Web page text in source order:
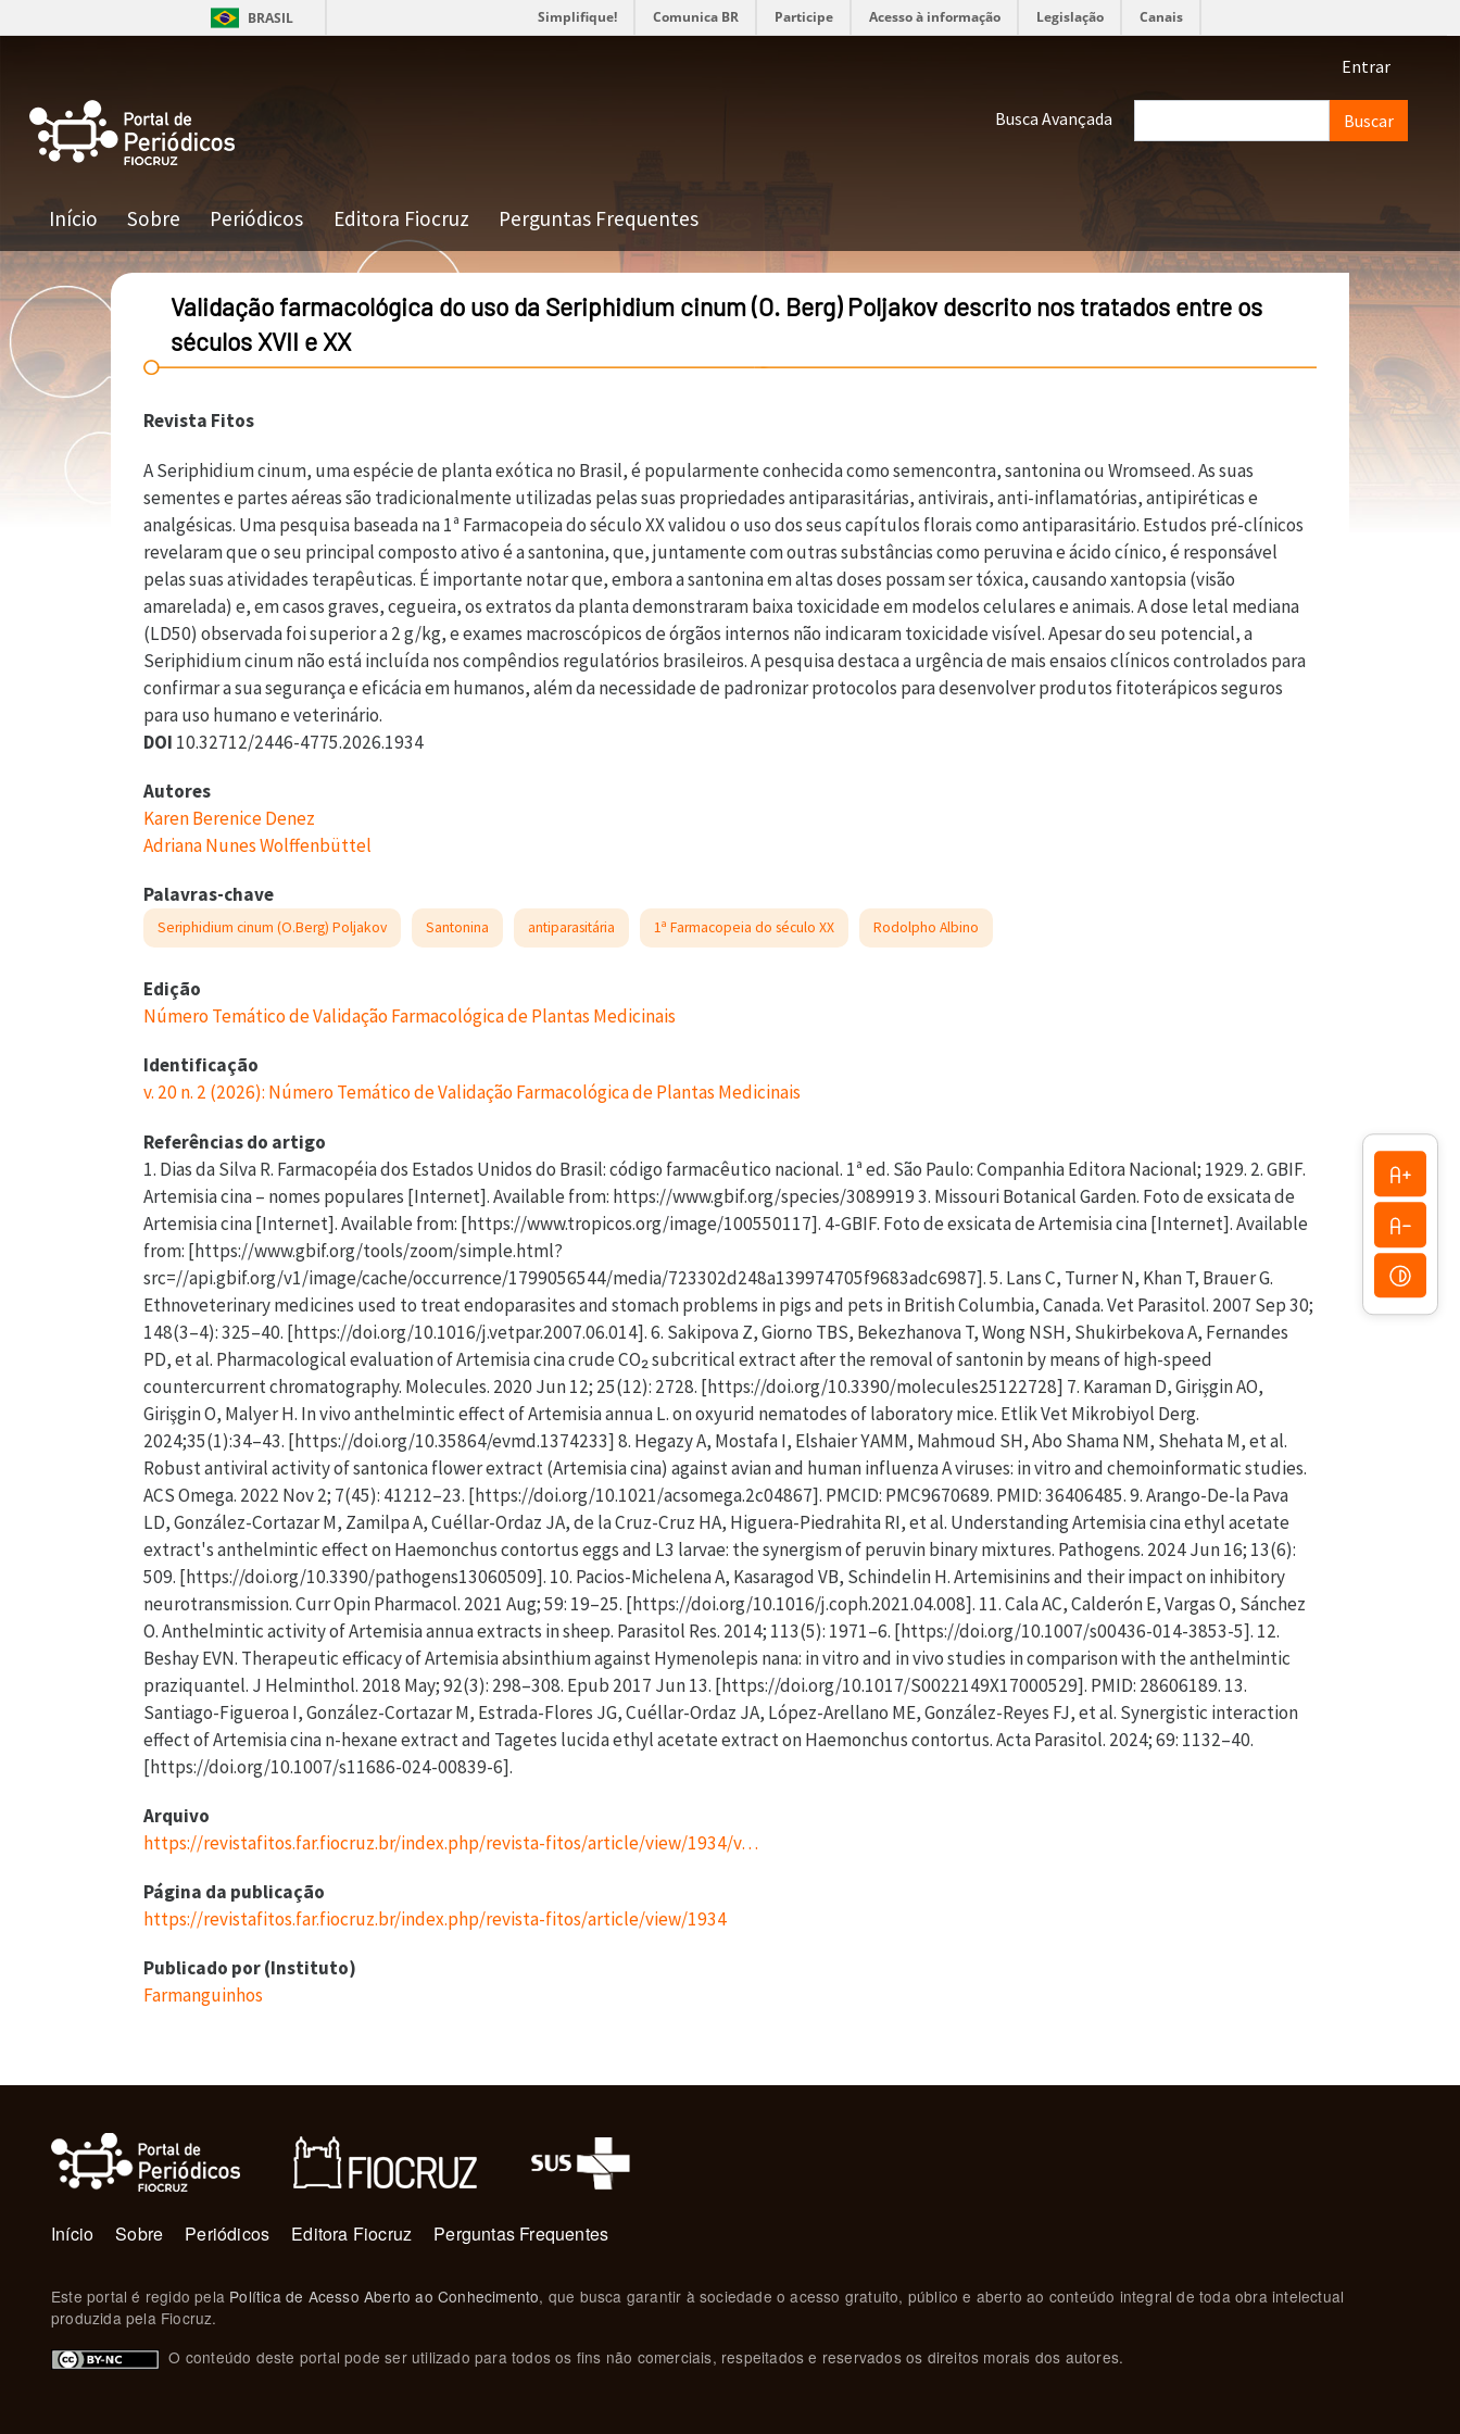
Pular para o conteúdo principal BRASIL Simplifique! Comunica BR Participe Acesso à informação Legislação Canais
Menu
Entrar
Busca Avançada
Navegação principal
Início Sobre Periódicos Editora Fiocruz Perguntas Frequentes
Validação farmacológica do uso da Seriphidium cinum (O. Berg) Poljakov descrito nos tratados entre os
séculos XVII e XX
Revista Fitos
A Seriphidium cinum, uma espécie de planta exótica no Brasil, é popularmente conhecida como semencontra, santonina ou Wromseed. As suas
sementes e partes aéreas são tradicionalmente utilizadas pelas suas propriedades antiparasitárias, antivirais, anti-inflamatórias, antipiréticas e
analgésicas. Uma pesquisa baseada na 1ª Farmacopeia do século XX validou o uso dos seus capítulos florais como antiparasitário. Estudos pré-clínicos
revelaram que o seu principal composto ativo é a santonina, que, juntamente com outras substâncias como peruvina e ácido cínico, é responsável
pelas suas atividades terapêuticas. É importante notar que, embora a santonina em altas doses possam ser tóxica, causando xantopsia (visão
amarelada) e, em casos graves, cegueira, os extratos da planta demonstraram baixa toxicidade em modelos celulares e animais. A dose letal mediana
(LD50) observada foi superior a 2 g/kg, e exames macroscópicos de órgãos internos não indicaram toxicidade visível. Apesar do seu potencial, a
Seriphidium cinum não está incluída nos compêndios regulatórios brasileiros. A pesquisa destaca a urgência de mais ensaios clínicos controlados para
confirmar a sua segurança e eficácia em humanos, além da necessidade de padronizar protocolos para desenvolver produtos fitoterápicos seguros
para uso humano e veterinário.
DOI 10.32712/2446-4775.2026.1934
Autores
Karen Berenice Denez
Adriana Nunes Wolffenbüttel
Palavras-chave
Seriphidium cinum (O.Berg) Poljakov Santonina antiparasitária 1ª Farmacopeia do século XX Rodolpho Albino
Edição
Número Temático de Validação Farmacológica de Plantas Medicinais
Identificação
v. 20 n. 2 (2026): Número Temático de Validação Farmacológica de Plantas Medicinais
Referências do artigo
1. Dias da Silva R. Farmacopéia dos Estados Unidos do Brasil: código farmacêutico nacional. 1ª ed. São Paulo: Companhia Editora Nacional; 1929. 2. GBIF.
Artemisia cina – nomes populares [Internet]. Available from: https://www.gbif.org/species/3089919 3. Missouri Botanical Garden. Foto de exsicata de
Artemisia cina [Internet]. Available from: [https://www.tropicos.org/image/100550117]. 4-GBIF. Foto de exsicata de Artemisia cina [Internet]. Available
from: [https://www.gbif.org/tools/zoom/simple.html?
src=//api.gbif.org/v1/image/cache/occurrence/1799056544/media/723302d248a139974705f9683adc6987]. 5. Lans C, Turner N, Khan T, Brauer G.
Ethnoveterinary medicines used to treat endoparasites and stomach problems in pigs and pets in British Columbia, Canada. Vet Parasitol. 2007 Sep 30;
148(3–4): 325–40. [https://doi.org/10.1016/j.vetpar.2007.06.014]. 6. Sakipova Z, Giorno TBS, Bekezhanova T, Wong NSH, Shukirbekova A, Fernandes
PD, et al. Pharmacological evaluation of Artemisia cina crude CO₂ subcritical extract after the removal of santonin by means of high-speed
countercurrent chromatography. Molecules. 2020 Jun 12; 25(12): 2728. [https://doi.org/10.3390/molecules25122728] 7. Karaman D, Girişgin AO,
Girişgin O, Malyer H. In vivo anthelmintic effect of Artemisia annua L. on oxyurid nematodes of laboratory mice. Etlik Vet Mikrobiyol Derg.
2024;35(1):34–43. [https://doi.org/10.35864/evmd.1374233] 8. Hegazy A, Mostafa I, Elshaier YAMM, Mahmoud SH, Abo Shama NM, Shehata M, et al.
Robust antiviral activity of santonica flower extract (Artemisia cina) against avian and human influenza A viruses: in vitro and chemoinformatic studies.
ACS Omega. 2022 Nov 2; 7(45): 41212–23. [https://doi.org/10.1021/acsomega.2c04867]. PMCID: PMC9670689. PMID: 36406485. 9. Arango-De-la Pava
LD, González-Cortazar M, Zamilpa A, Cuéllar-Ordaz JA, de la Cruz-Cruz HA, Higuera-Piedrahita RI, et al. Understanding Artemisia cina ethyl acetate
extract's anthelmintic effect on Haemonchus contortus eggs and L3 larvae: the synergism of peruvin binary mixtures. Pathogens. 2024 Jun 16; 13(6):
509. [https://doi.org/10.3390/pathogens13060509]. 10. Pacios-Michelena A, Kasaragod VB, Schindelin H. Artemisinins and their impact on inhibitory
neurotransmission. Curr Opin Pharmacol. 2021 Aug; 59: 19–25. [https://doi.org/10.1016/j.coph.2021.04.008]. 11. Cala AC, Calderón E, Vargas O, Sánchez
O. Anthelmintic activity of Artemisia annua extracts in sheep. Parasitol Res. 2014; 113(5): 1971–6. [https://doi.org/10.1007/s00436-014-3853-5]. 12.
Beshay EVN. Therapeutic efficacy of Artemisia absinthium against Hymenolepis nana: in vitro and in vivo studies in comparison with the anthelmintic
praziquantel. J Helminthol. 2018 May; 92(3): 298–308. Epub 2017 Jun 13. [https://doi.org/10.1017/S0022149X17000529]. PMID: 28606189. 13.
Santiago-Figueroa I, González-Cortazar M, Estrada-Flores JG, Cuéllar-Ordaz JA, López-Arellano ME, González-Reyes FJ, et al. Synergistic interaction
effect of Artemisia cina n-hexane extract and Tagetes lucida ethyl acetate extract on Haemonchus contortus. Acta Parasitol. 2024; 69: 1132–40.
[https://doi.org/10.1007/s11686-024-00839-6].
Arquivo
https://revistafitos.far.fiocruz.br/index.php/revista-fitos/article/view/1934/v…
Página da publicação
https://revistafitos.far.fiocruz.br/index.php/revista-fitos/article/view/1934
Publicado por (Instituto)
Farmanguinhos
Navegação principal
Início Sobre Periódicos Editora Fiocruz Perguntas Frequentes
Este portal é regido pela Política de Acesso Aberto ao Conhecimento, que busca garantir à sociedade o acesso gratuito, público e aberto ao conteúdo integral de toda obra intelectual
produzida pela Fiocruz.
O conteúdo deste portal pode ser utilizado para todos os fins não comerciais, respeitados e reservados os direitos morais dos autores.